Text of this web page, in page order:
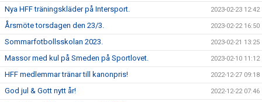
Nya HFF träningskläder på Intersport. 2023-02-23 12:42
Årsmöte torsdagen den 23/3. 2023-02-22 16:50
Sommarfotbollsskolan 2023. 2023-02-21 13:25
Massor med kul på Smeden på Sportlovet. 2023-02-10 11:12
HFF medlemmar tränar till kanonpris! 2022-12-27 09:18
God jul & Gott nytt år! 2022-12-22 07:46